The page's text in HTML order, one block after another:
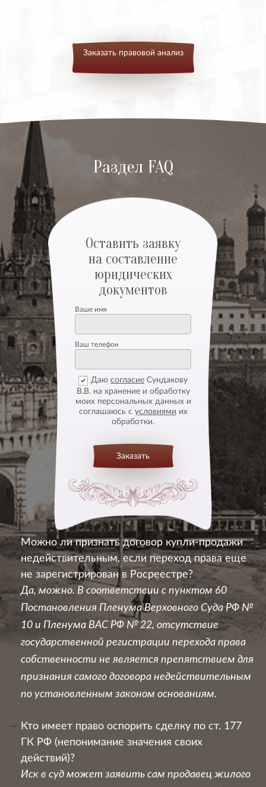
Заказать правовой анализ
Раздел FAQ
Оставить заявку
на составление
юридических
документов
Ваше имя
Ваш телефон
Даю согласие Сундакову
В.В. на хранение и обработку
моих персональных данных и
соглашаюсь с условиями их
обработки.
Заказать
Можно ли признать договор купли-продажи
недействительным, если переход права еще
не зарегистрирован в Росреестре?
Да, можно. В соответствии с пунктом 60
Постановления Пленума Верховного Суда РФ №
10 и Пленума ВАС РФ № 22, отсутствие
государственной регистрации перехода права
собственности не является препятствием для
признания самого договора недействительным
по установленным законом основаниям.
Кто имеет право оспорить сделку по ст. 177
ГК РФ (непонимание значения своих
действий)?
Иск в суд может заявить сам продавец жилого